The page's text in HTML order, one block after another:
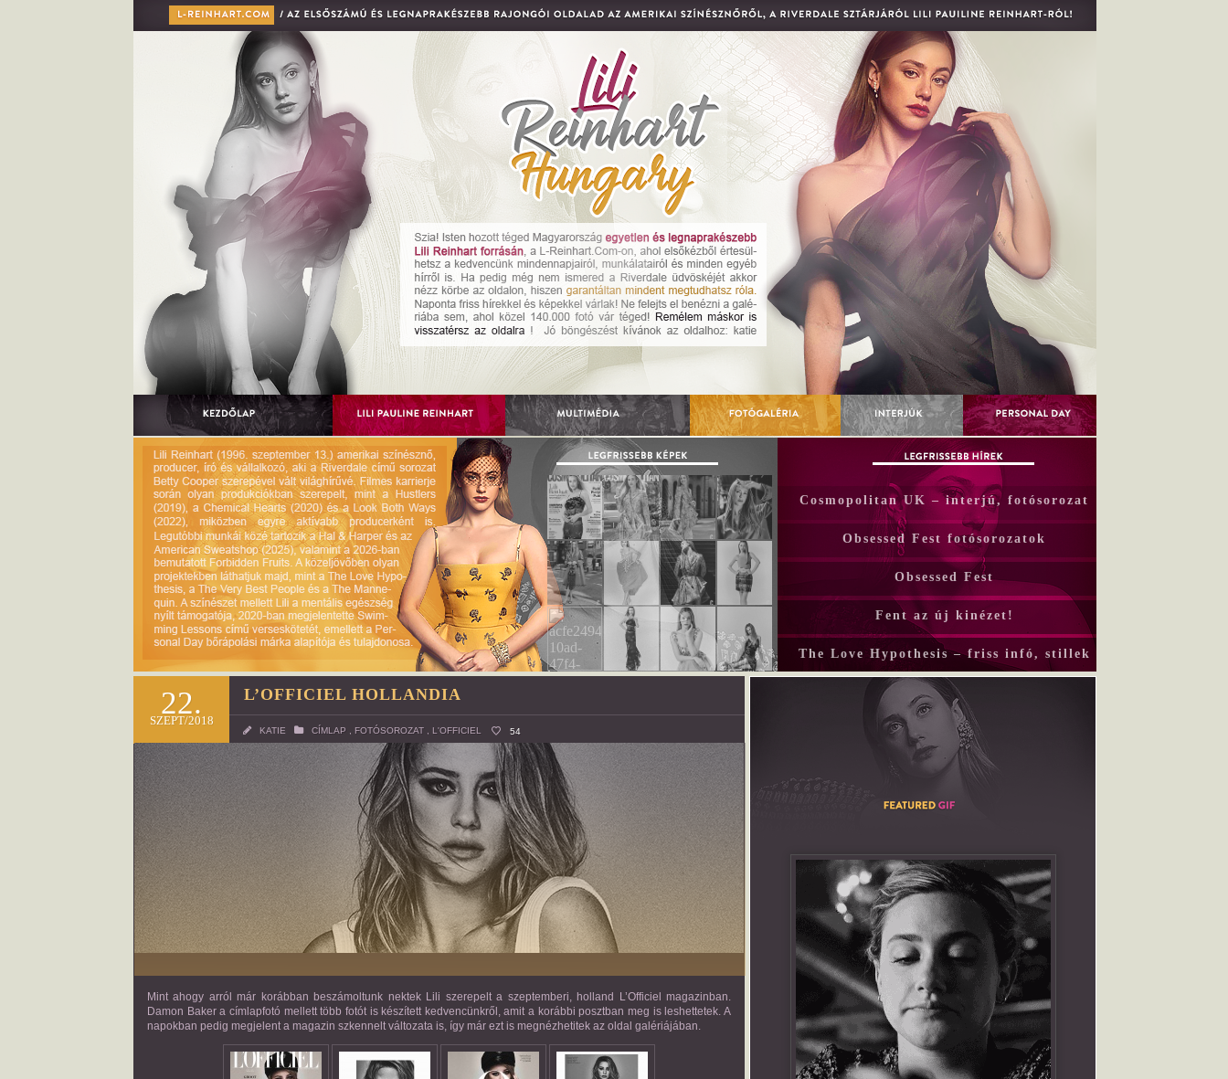
Cosmopolitan UK – interjú, fotósorozat
Obsessed Fest fotósorozatok
Obsessed Fest
Fent az új kinézet!
The Love Hypothesis – friss infó, stillek
22.
SZEPT/2018
L’OFFICIEL HOLLANDIA
KATIE CÍMLAP FOTÓSOROZAT L'OFFICIEL 54
Mint ahogy arról már korábban beszámoltunk nektek Lili szerepelt a szeptemberi, holland L’Officiel magazinban.
Damon Baker a címlapfotó mellett több fotót is készített kedvencünkről, amit a korábbi posztban meg is leshettetek. A
napokban pedig megjelent a magazin szkennelt változata is, így már ezt is megnézhetitek az oldal galériájában.